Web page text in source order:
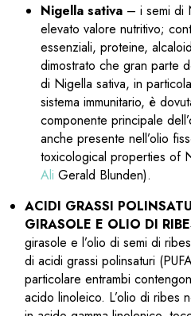
Nigella sativa – i semi di
elevato valore nutritivo;
essenziali, proteine,
dimostrato che gran parte
di Nigella sativa, in
sistema immunitario, è
componente principale
anche presente nell’olio
toxicological properties of
Ali Gerald Blunden).
ACIDI GRASSI
GIRASOLE E OLIO DI
girasole e l’olio di semi di
di acidi grassi polinsaturi
particolare entrambi
acido linoleico. L’olio di ribes